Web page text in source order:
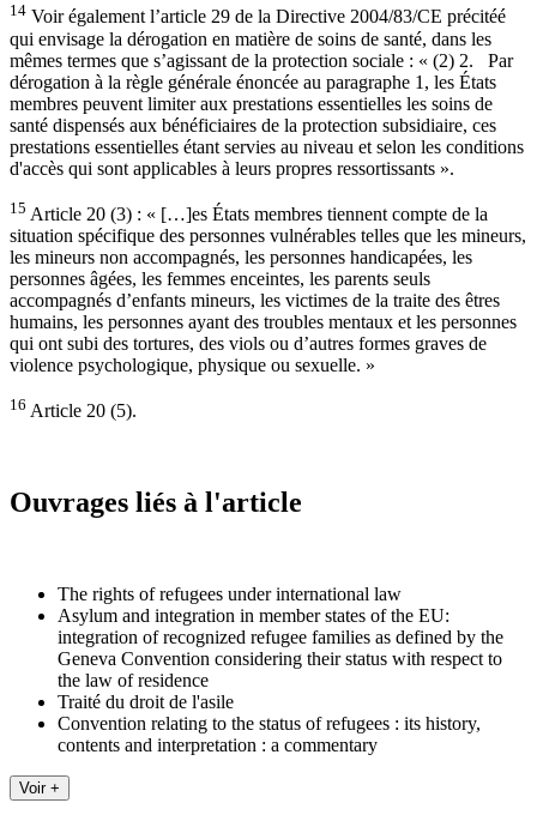
14 Voir également l’article 29 de la Directive 2004/83/CE précitéé
qui envisage la dérogation en matière de soins de santé, dans les
mêmes termes que s’agissant de la protection sociale : « (2) 2. Par
dérogation à la règle générale énoncée au paragraphe 1, les États
membres peuvent limiter aux prestations essentielles les soins de
santé dispensés aux bénéficiaires de la protection subsidiaire, ces
prestations essentielles étant servies au niveau et selon les conditions
d'accès qui sont applicables à leurs propres ressortissants ».
15 Article 20 (3) : « […]es États membres tiennent compte de la
situation spécifique des personnes vulnérables telles que les mineurs,
les mineurs non accompagnés, les personnes handicapées, les
personnes âgées, les femmes enceintes, les parents seuls
accompagnés d’enfants mineurs, les victimes de la traite des êtres
humains, les personnes ayant des troubles mentaux et les personnes
qui ont subi des tortures, des viols ou d’autres formes graves de
violence psychologique, physique ou sexuelle. »
16 Article 20 (5).
Ouvrages liés à l'article
The rights of refugees under international law
Asylum and integration in member states of the EU:
integration of recognized refugee families as defined by the
Geneva Convention considering their status with respect to
the law of residence
Traité du droit de l'asile
Convention relating to the status of refugees : its history,
contents and interpretation : a commentary